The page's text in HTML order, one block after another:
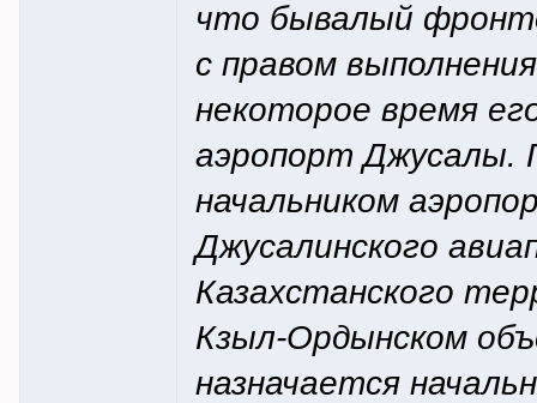
что бывалый
с правом
некоторое время
аэропорт Джусалы.
начальником
Джусалинского
Казахстанского
Кзыл-Ордынском
назначается